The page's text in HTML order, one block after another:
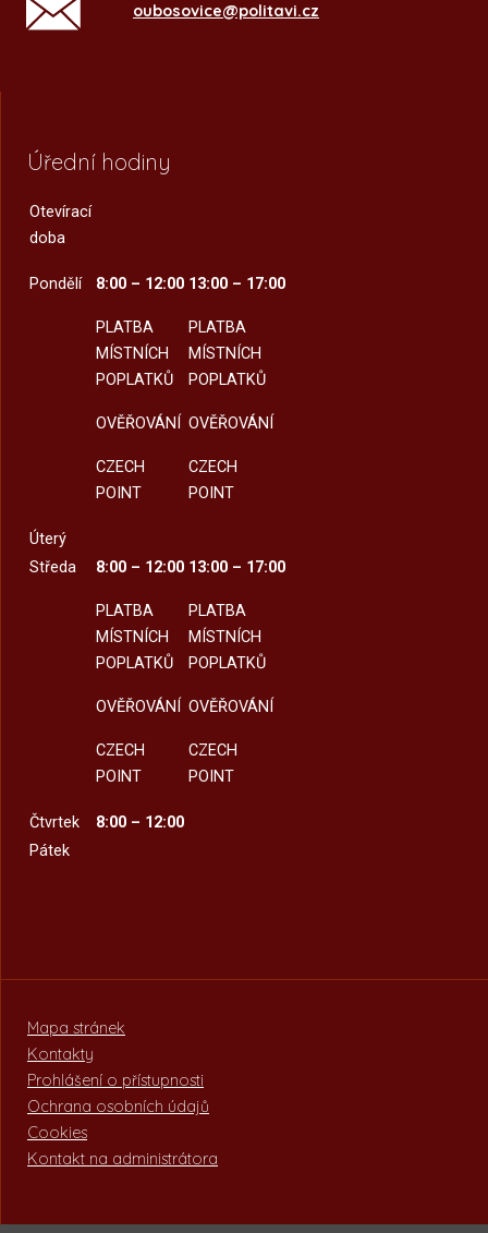
oubosovice@politavi.cz
Úřední hodiny
Otevírací
doba
Pondělí 8:00 – 12:00
PLATBA
MÍSTNÍCH
POPLATKŮ
OVĚŘOVÁNÍ
CZECH
POINT
13:00 – 17:00
PLATBA
MÍSTNÍCH
POPLATKŮ
OVĚŘOVÁNÍ
CZECH
POINT
Úterý
Středa
8:00 – 12:00
PLATBA
MÍSTNÍCH
POPLATKŮ
OVĚŘOVÁNÍ
CZECH
POINT
13:00 – 17:00
PLATBA
MÍSTNÍCH
POPLATKŮ
OVĚŘOVÁNÍ
CZECH
POINT
Čtvrtek
8:00 – 12:00
Pátek
Mapa stránek
Kontakty
Prohlášení o přístupnosti
Ochrana osobních údajů
Cookies
Kontakt na administrátora